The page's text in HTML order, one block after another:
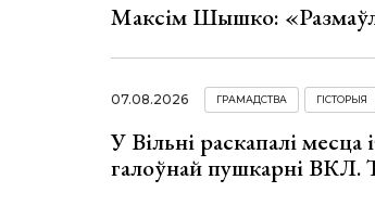
Максім Шышко:
07.08.2026 ГРАМАДСТВА ГІСТОРЫЯ
У Вільні раскапалі месца
галоўнай пушкарні ВКЛ.